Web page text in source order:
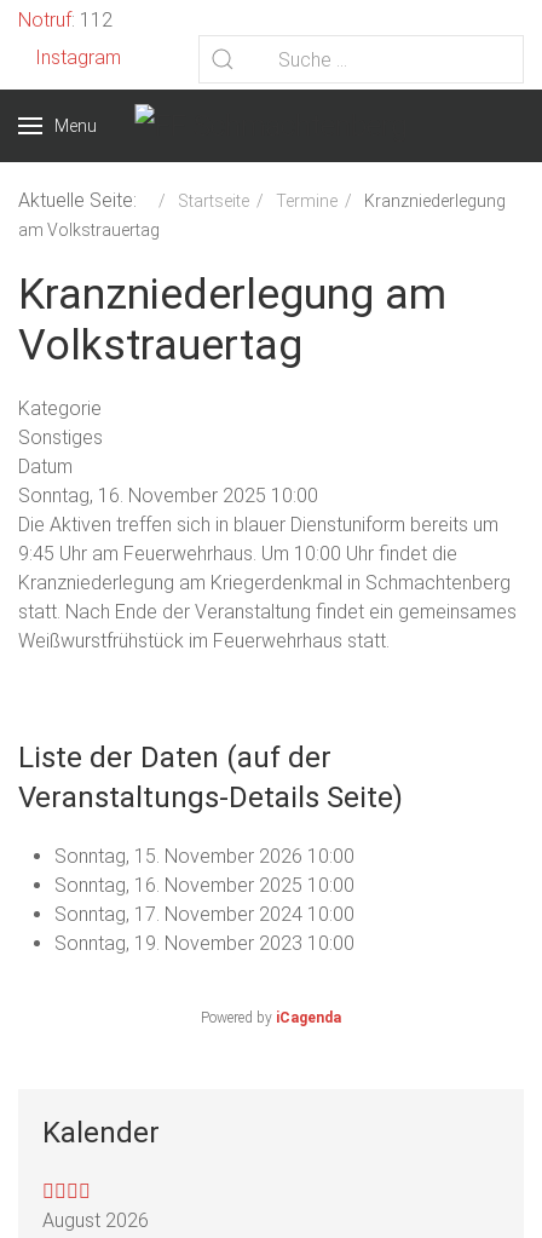
Notruf: 112
Instagram
Menu
Aktuelle Seite: Startseite Termine
Kranzniederlegung
am Volkstrauertag
Kranzniederlegung am
Volkstrauertag
Kategorie
Sonstiges
Datum
Sonntag, 16. November 2025 10:00
Die Aktiven treffen sich in blauer Dienstuniform bereits um
9:45 Uhr am Feuerwehrhaus. Um 10:00 Uhr findet die
Kranzniederlegung am Kriegerdenkmal in Schmachtenberg
statt. Nach Ende der Veranstaltung findet ein gemeinsames
Weißwurstfrühstück im Feuerwehrhaus statt.
Liste der Daten (auf der
Veranstaltungs-Details Seite)
Sonntag, 15. November 2026 10:00
Sonntag, 16. November 2025 10:00
Sonntag, 17. November 2024 10:00
Sonntag, 19. November 2023 10:00
Powered by iCagenda
Kalender
Jahr
Monat
JahrMonat
August 2026